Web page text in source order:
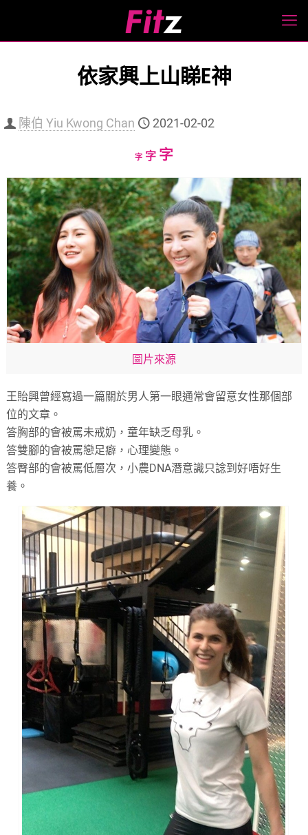
依家興上山睇E神
陳伯 Yiu Kwong Chan 2021-02-02
字Decrease
size.
字Reset
size.
字Increase
size.
圖片來源
王貽興曾經寫過一篇關於男人第一眼通常會留意女性那個部
位的文章。
答胸部的會被罵未戒奶，童年缺乏母乳。
答雙腳的會被罵戀足癖，心理變態。
答臀部的會被罵低層次，小農DNA潛意識只諗到好唔好生
養。